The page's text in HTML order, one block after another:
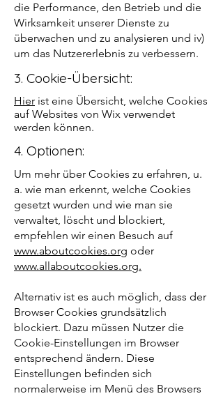
die Performance, den Betrieb und die
Wirksamkeit unserer Dienste zu
überwachen und zu analysieren und iv)
um das Nutzererlebnis zu verbessern.
3. Cookie-Übersicht:
Hier ist eine Übersicht, welche Cookies
auf Websites von Wix verwendet
werden können.
4. Optionen:
Um mehr über Cookies zu erfahren, u.
a. wie man erkennt, welche Cookies
gesetzt wurden und wie man sie
verwaltet, löscht und blockiert,
empfehlen wir einen Besuch auf
www.aboutcookies.org oder
www.allaboutcookies.org.
Alternativ ist es auch möglich, dass der
Browser Cookies grundsätzlich
blockiert. Dazu müssen Nutzer die
Cookie-Einstellungen im Browser
entsprechend ändern. Diese
Einstellungen befinden sich
normalerweise im Menü des Browsers